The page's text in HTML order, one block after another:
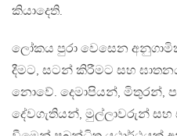
කියාදෙති.
ලෝකය පුරා වෙසෙන
දීමට, සටන් කිරීමට සහ
නොවේ. දෙමාපියන්, මිතුරන්,
දේවගැතියන්, මුල්ලාවරුන් සහ